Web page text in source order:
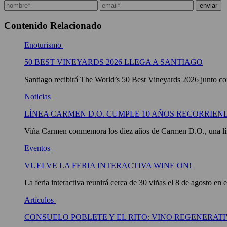
Contenido Relacionado
Enoturismo
50 BEST VINEYARDS 2026 LLEGA A SANTIAGO
Santiago recibirá The World’s 50 Best Vineyards 2026 junto
Noticias
LÍNEA CARMEN D.O. CUMPLE 10 AÑOS
Viña Carmen conmemora los diez años de Carmen D.O., una
Eventos
VUELVE LA FERIA INTERACTIVA WINE ON!
La feria interactiva reunirá cerca de 30 viñas el 8 de agosto en
Artículos
CONSUELO POBLETE Y EL RITO: VINO